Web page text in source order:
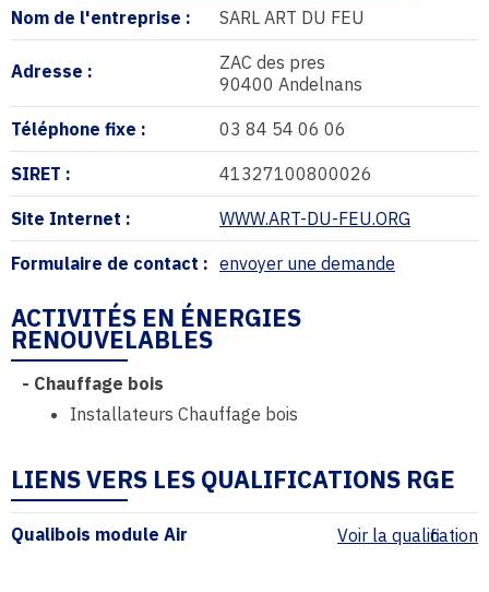
Nom de l'entreprise : SARL ART DU FEU
Adresse :
ZAC des pres
90400 Andelnans
Téléphone fixe : 03 84 54 06 06
SIRET : 41327100800026
Site Internet : WWW.ART-DU-FEU.ORG
Formulaire de contact : envoyer une demande
ACTIVITÉS EN ÉNERGIES
RENOUVELABLES
- Chauffage bois
Installateurs Chauffage bois
LIENS VERS LES QUALIFICATIONS RGE
Qualibois module Air Voir la qualification